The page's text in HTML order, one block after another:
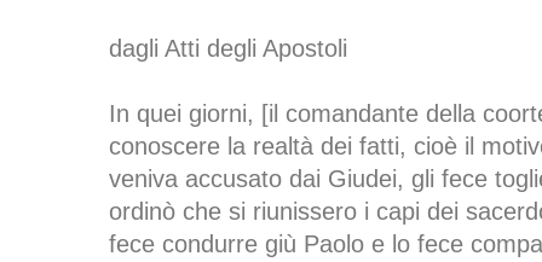
dagli Atti degli Apostoli
In quei giorni, [il comandante della
conoscere la realtà dei fatti, cioè il
veniva accusato dai Giudei, gli fece
ordinò che si riunissero i capi dei
fece condurre giù Paolo e lo fece